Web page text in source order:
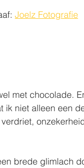
Fotograaf:
Joelz Fotografie
met chocolade.
ik niet alleen een
brede glimlach